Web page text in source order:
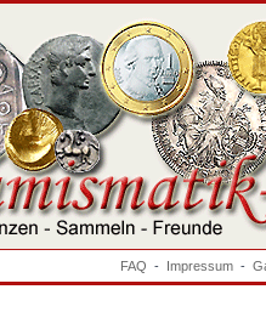
FAQ - Impressum -